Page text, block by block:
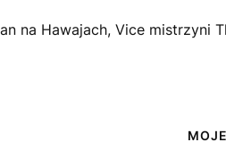
na Hawajach, Vice mistrzyni